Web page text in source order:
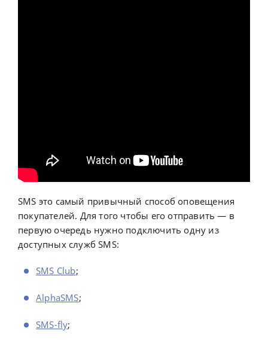
SMS это самый привычный способ оповещения
покупателей. Для того чтобы его отправить — в
первую очередь нужно подключить одну из
доступных служб SMS:
SMS Club;
AlphaSMS;
SMS-fly;